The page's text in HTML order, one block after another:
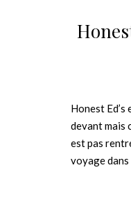
Honest
devant mais
est pas
voyage